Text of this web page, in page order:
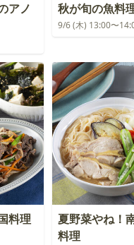
アノ
秋が旬の魚料
9/6 (木) 13:00〜
料理
夏野菜やね！
料理